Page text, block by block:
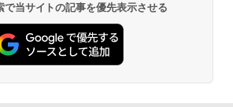
当サイトの記事を優先表示させる